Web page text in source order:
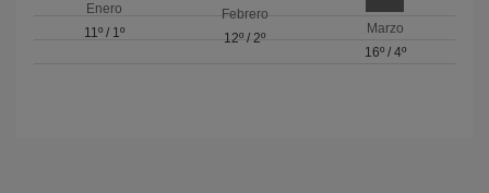
Enero
11º/ 1º
Febrero
12º / 2º
Marzo
16º/ 4º